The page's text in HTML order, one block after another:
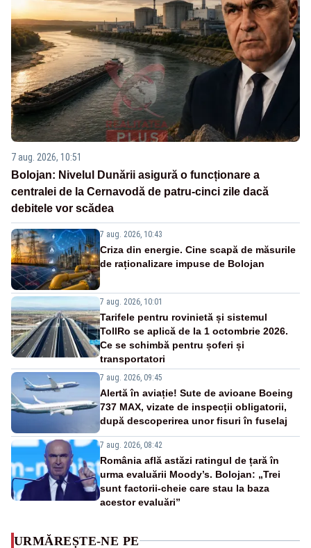
7 aug. 2026, 10:51
Bolojan: Nivelul Dunării asigură o funcționare a
centralei de la Cernavodă de patru-cinci zile dacă
debitele vor scădea
7 aug. 2026, 10:43
Criza din energie. Cine scapă de măsurile
de raționalizare impuse de Bolojan
7 aug. 2026, 10:01
Tarifele pentru rovinietă și sistemul
TollRo se aplică de la 1 octombrie 2026.
Ce se schimbă pentru șoferi și
transportatori
7 aug. 2026, 09:45
Alertă în aviație! Sute de avioane Boeing
737 MAX, vizate de inspecții obligatorii,
după descoperirea unor fisuri în fuselaj
7 aug. 2026, 08:42
România află astăzi ratingul de țară în
urma evaluării Moody’s. Bolojan: „Trei
sunt factorii-cheie care stau la baza
acestor evaluări”
URMĂREȘTE-NE PE